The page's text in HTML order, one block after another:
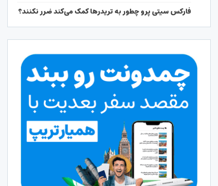
فارکس سیتی پرو چطور به تریدرها کمک می‌کند ضرر نکنند؟